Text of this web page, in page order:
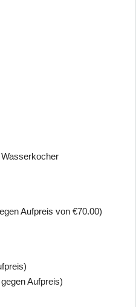
Aufpreis von €70.00)
Aufpreis)